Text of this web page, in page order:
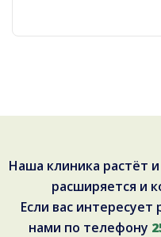
Наша клиника растёт
расширяется и
Если вас
нами по телефону